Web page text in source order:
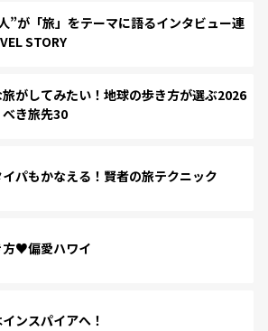
”が「旅」をテーマに語るインタビュー連
STORY
がしてみたい！地球の歩き方が選ぶ2026
き旅先30
パもかなえる！賢者の旅テクニック
方♥偏愛ハワイ
ンスパイアへ！